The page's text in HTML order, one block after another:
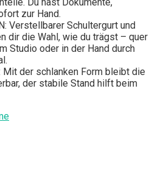
zur Hand.
Verstellbarer Schultergurt und
dir die Wahl, wie du trägst – quer
Studio oder in der Hand durch
Mit der schlanken Form bleibt die
der stabile Stand hilft beim